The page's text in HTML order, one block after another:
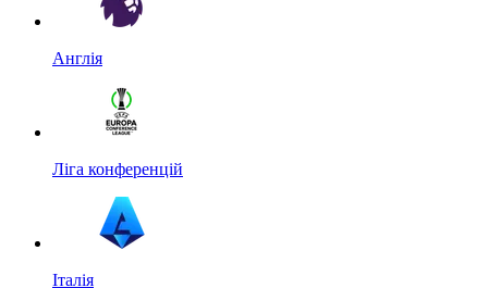
Англія
Ліга конференцій
Італія